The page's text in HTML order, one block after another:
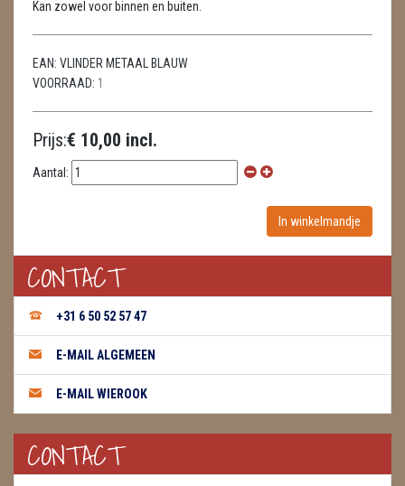
METEORIETEN
RUWE STENEN
SELENIET
THEELICHTEN
VLINDERS
WIEROOK, OLIE & TOEBEHOREN
ZAKJES WATER ELIXERS
Kan zowel voor binnen en buiten.
EAN: VLINDER METAAL BLAUW
VOORRAAD: 1
Prijs:€ 10,00 incl.
Aantal:
CONTACT
+31 6 50 52 57 47
E-MAIL ALGEMEEN
E-MAIL WIEROOK
CONTACT